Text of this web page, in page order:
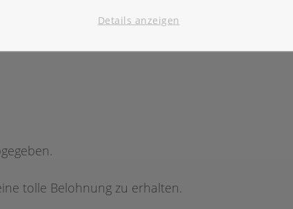
tolle Belohnung zu erhalten.
Details anzeigen